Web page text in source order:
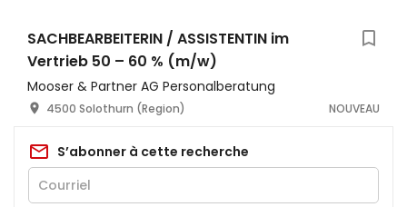
SACHBEARBEITERIN / ASSISTENTIN im
Vertrieb 50 – 60 % (m/w)
Mooser & Partner AG Personalberatung
4500 Solothurn (Region) NOUVEAU
S’abonner à cette recherche